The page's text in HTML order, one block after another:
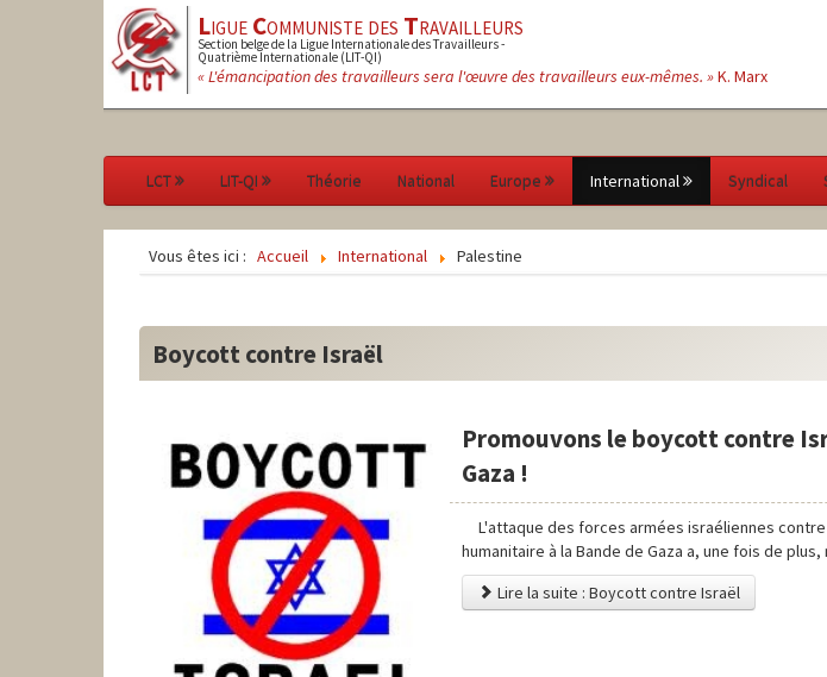
LigueCommuniste des Travailleurs
Section belge de la Ligue Internationale des Travailleurs -
Quatrième Internationale (LIT-QI)
« L'émancipation des travailleurs sera l'œuvre des travailleurs eux-mêmes. »K. Marx
LCT LIT-QI Théorie National Europe International Syndical
Vous êtes ici : Accueil International Palestine
Boycott contre Israël
Promouvons le boycott contre
Gaza !
L'attaque des forces armées israéliennes
humanitaire à la Bande de Gaza a, une fois de
Lire la suite : Boycott contre Israël